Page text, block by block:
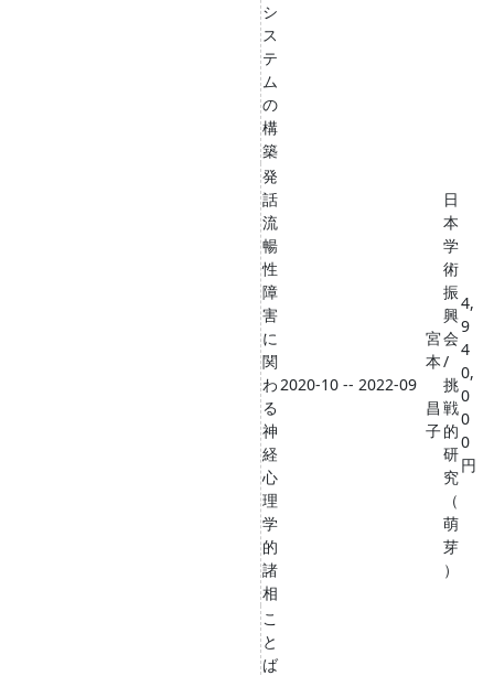
シ
ス
テ
ム
の
構
築
発
話
流
暢
性
障
害
に
関
わ
る
神
経
心
理
学
的
諸
相
2020-10 -- 2022-09
宮
本
昌
子
日
本
学
術
振
興
会
/
挑
戦
的
研
究
（
萌
芽
）
4,
9
4
0,
0
0
0
円
こ
と
ば